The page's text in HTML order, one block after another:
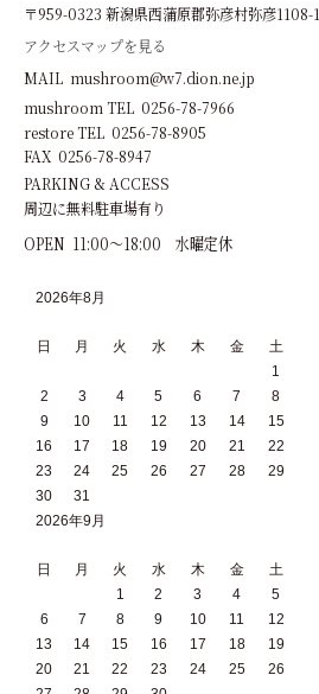
〒959-0323 新潟県西蒲原郡弥彦村弥彦1108-1
アクセスマップを見る
MAIL mushroom@w7.dion.ne.jp
mushroom TEL 0256-78-7966
restore TEL 0256-78-8905
FAX 0256-78-8947
PARKING & ACCESS
周辺に無料駐車場有り
OPEN 11:00～18:00 水曜定休
2026年8月
日 月 火 水 木 金
土
1
2
3 4 5 6 7
8
9
10 11 12 13 14
15
16
17 18 19 20 21
22
23
24 25 26 27 28
29
30
31
2026年9月
日 月 火 水 木 金
土
1
2 3 4
5
6
7 8 9 10 11
12
13
14 15 16 17 18
19
20
21 22 23 24 25
26